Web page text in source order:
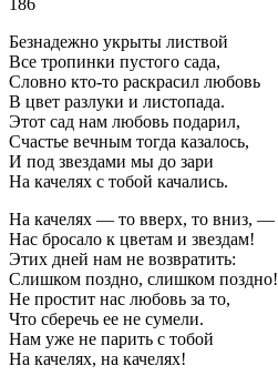
186
Безнадежно укрыты листвой
Все тропинки пустого сада,
Словно кто-то раскрасил любовь
В цвет разлуки и листопада.
Этот сад нам любовь подарил,
Счастье вечным тогда казалось,
И под звездами мы до зари
На качелях с тобой качались.
На качелях — то вверх, то вниз, —
Нас бросало к цветам и звездам!
Этих дней нам не возвратить:
Слишком поздно, слишком поздно!
Не простит нас любовь за то,
Что сберечь ее не сумели.
Нам уже не парить с тобой
На качелях, на качелях!